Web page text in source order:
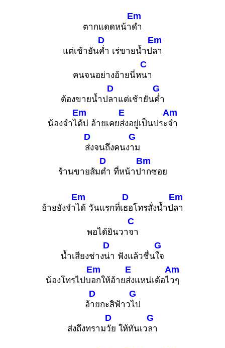
ตากแดดหน้า
Em
ดำ
แต่เช้ายัน
D
ค่ำ เร่ขายน้ำป
Em
ลา
คนจนอย่างอ้ายนี่ห
C
นา
ต้องขายน้ำป
D
ลาแต่เช้ายัน
G
ค่ำ
น้องจำไ
Em
ด้บ่ อ้ายเคย
E
ส่งอยู่เป็นประ
Am
จำ
D
ส่งจนถึงคนง
G
าม
ร้านขายส้ม
D
ตำ ที่หน้าป
Bm
ากซอย
อ้ายยังจำ
Em
ได้ วันแรกที่เ
D
ธอโทรสั่งน้ำป
Em
ลา
พอได้ยินวา
C
จา
น้ำเสียงช่าง
D
น่า ฟังแล้วชื่น
G
ใจ
น้องโทรไปบ
Em
อกให้อ้าย
E
ส่งแหน่เด้อไ
Am
วๆ
อ้
D
ายกะสิฟ้าว
G
ไป
ส่งถึงทราม
D
วัย ให้ทันเว
G
ลา